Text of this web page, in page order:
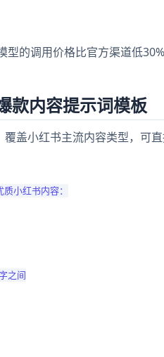
的调用价格比官方渠道低
款内容提示词模板
盖小红书主流内容类型，可直
小红书内容：
之间